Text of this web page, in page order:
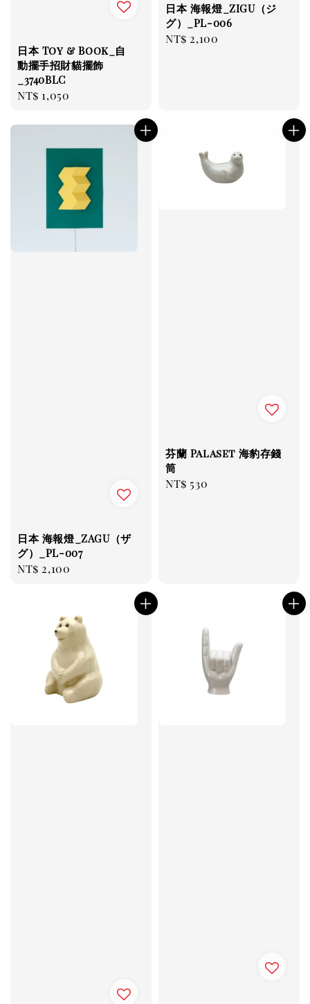
日本 Toy & Book_自
動擺手招財貓擺飾
_3740BLC
Regular
NT$ 1,050
日本 海報燈_ZIGU（ジ
グ）_PL-006
Regular
NT$ 2,100
日本 海報燈_ZAGU（ザ
グ）_PL-007
Regular
NT$ 2,100
芬蘭 Palaset 海豹存錢
筒
Regular
NT$ 530